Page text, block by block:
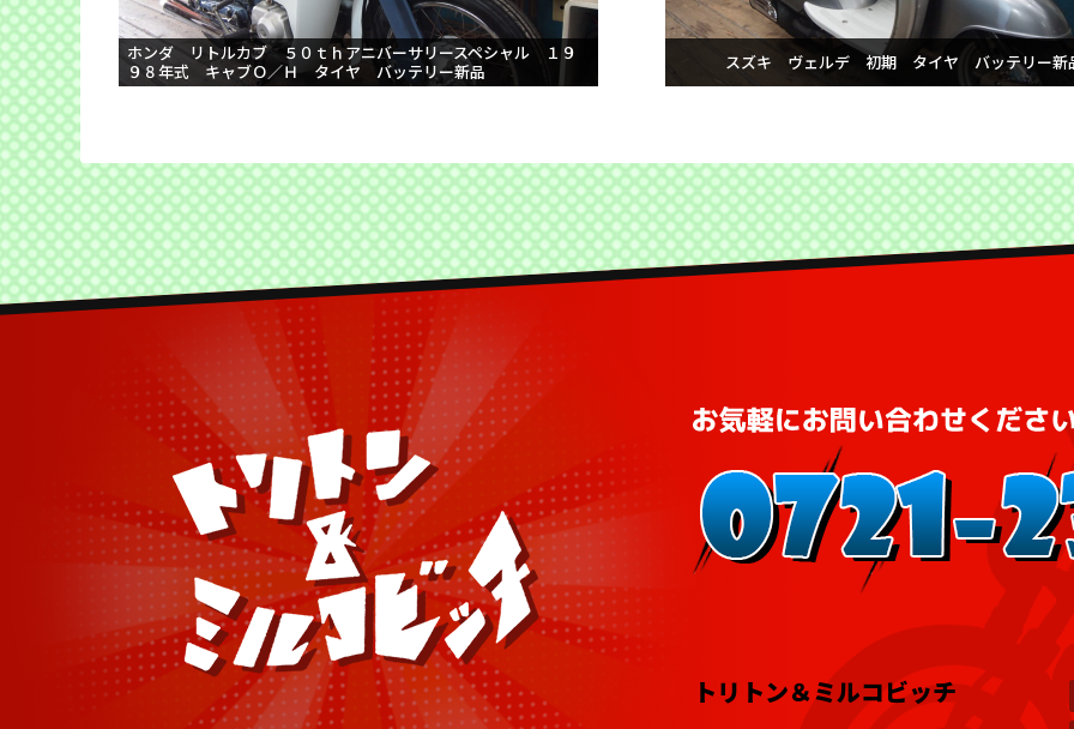
ホンダ リトルカブ ５０ｔｈアニバーサリースペシャル １９
９８年式 キャブＯ／Ｈ タイヤ バッテリー新品
スズキ ヴェルデ 初期 タイヤ バッテリー新
トリトン＆ミルコビッチ